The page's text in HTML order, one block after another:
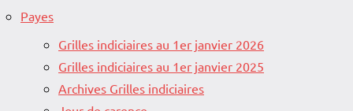
Payes
Grilles indiciaires au 1er janvier 2026
Grilles indiciaires au 1er janvier 2025
Archives Grilles indiciaires